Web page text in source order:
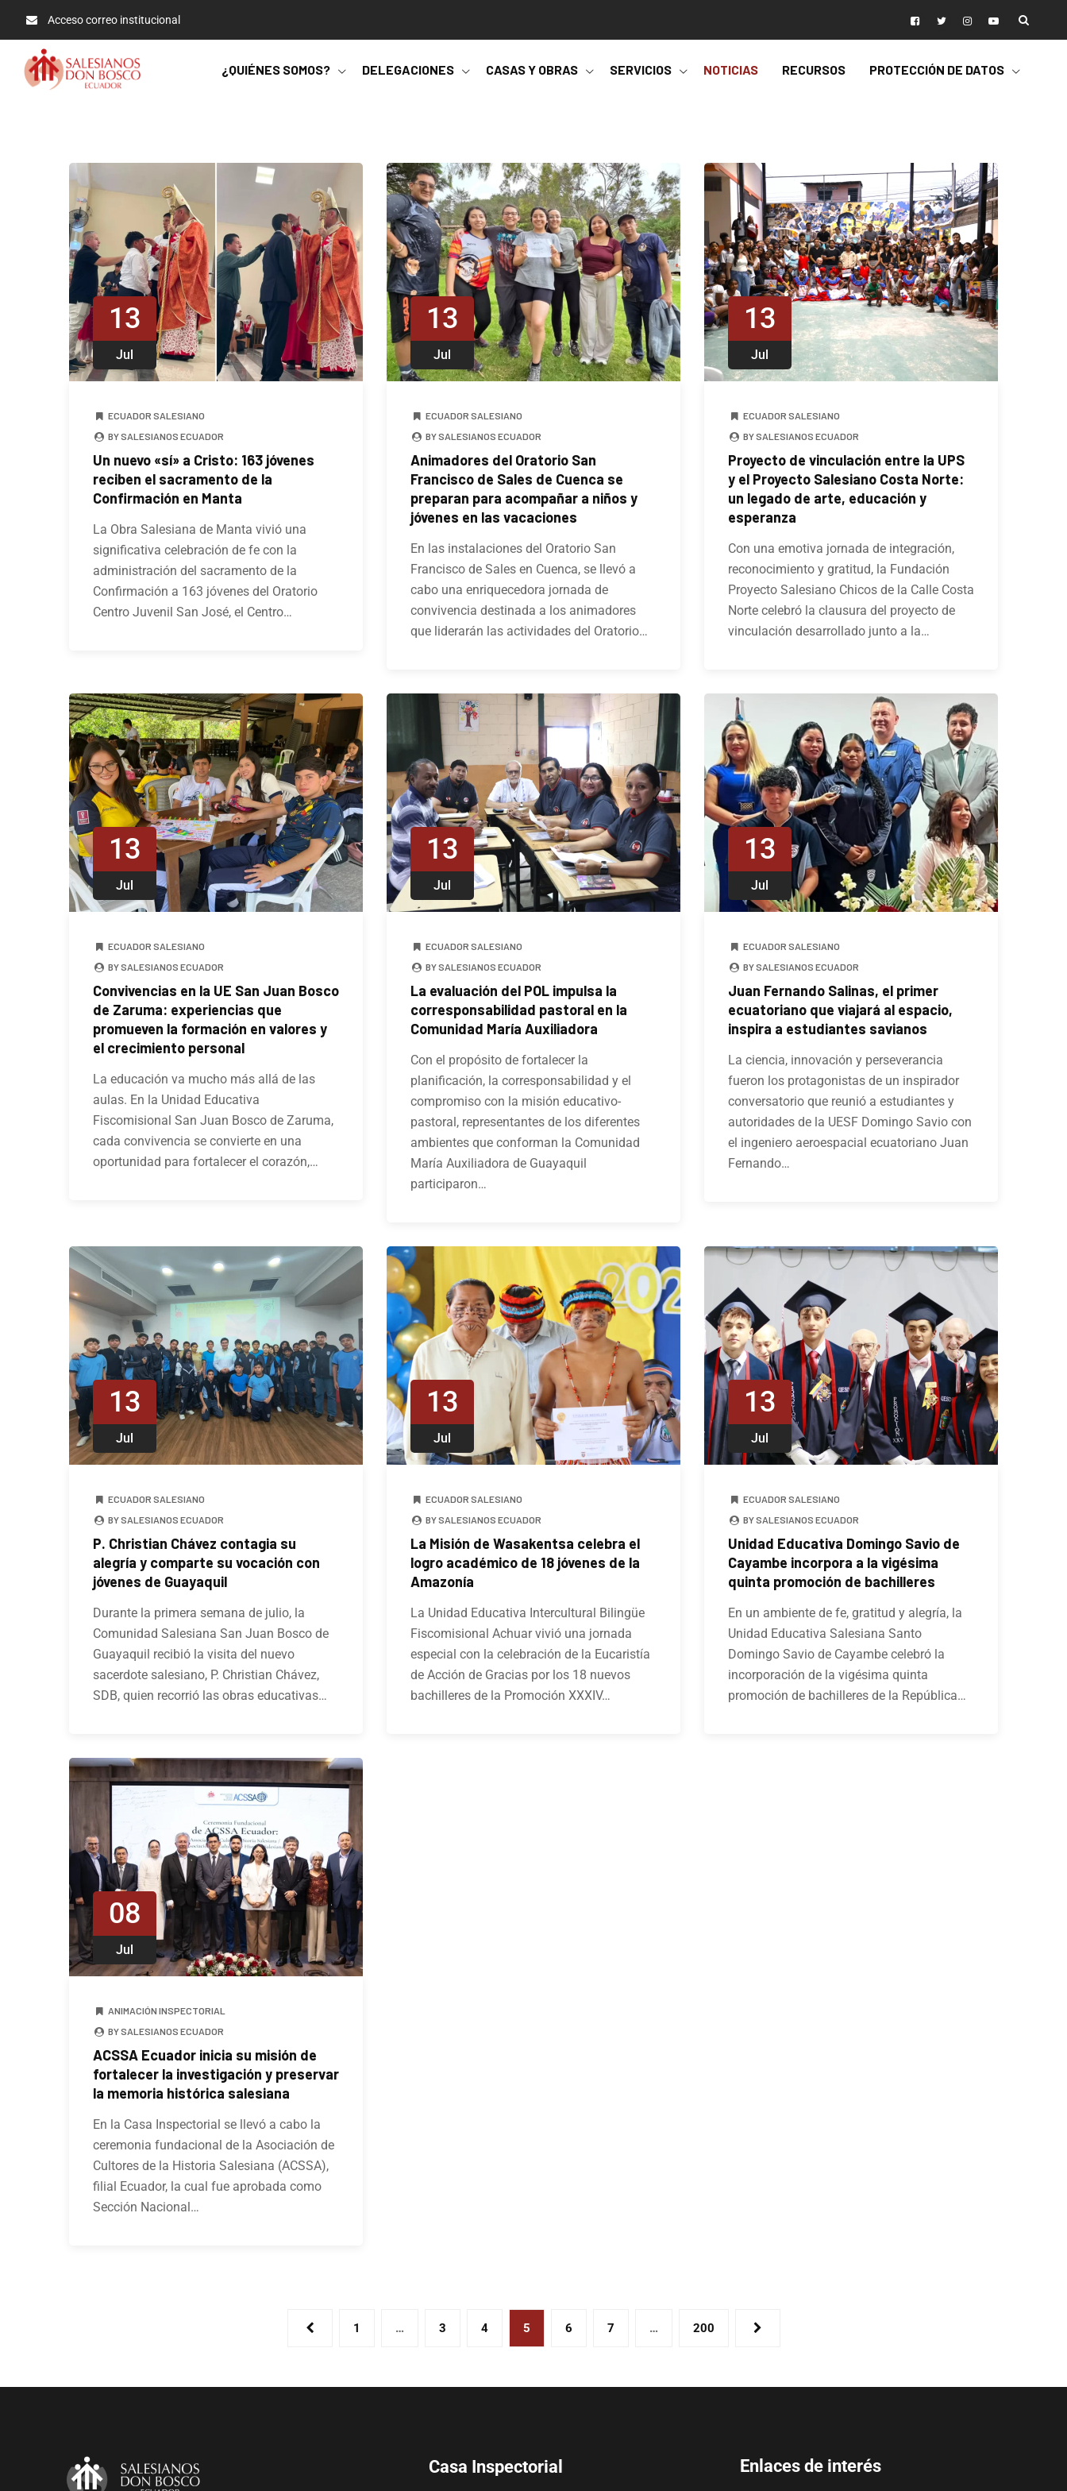
Acceso correo institucional
¿QUIÉNES SOMOS? DELEGACIONES CASAS Y OBRAS SERVICIOS NOTICIAS RECURSOS PROTECCIÓN DE DATOS
13
Jul
ECUADOR SALESIANO
BY SALESIANOS ECUADOR
Un nuevo «sí» a Cristo: 163 jóvenes
reciben el sacramento de la
Confirmación en Manta
La Obra Salesiana de Manta vivió una
significativa celebración de fe con la
administración del sacramento de la
Confirmación a 163 jóvenes del Oratorio
Centro Juvenil San José, el Centro…
13
Jul
ECUADOR SALESIANO
BY SALESIANOS ECUADOR
Animadores del Oratorio San
Francisco de Sales de Cuenca se
preparan para acompañar a niños y
jóvenes en las vacaciones
En las instalaciones del Oratorio San
Francisco de Sales en Cuenca, se llevó a
cabo una enriquecedora jornada de
convivencia destinada a los animadores
que liderarán las actividades del Oratorio…
13
Jul
ECUADOR SALESIANO
BY SALESIANOS ECUADOR
Proyecto de vinculación entre la UPS
y el Proyecto Salesiano Costa Norte:
un legado de arte, educación y
esperanza
Con una emotiva jornada de integración,
reconocimiento y gratitud, la Fundación
Proyecto Salesiano Chicos de la Calle Costa
Norte celebró la clausura del proyecto de
vinculación desarrollado junto a la…
13
Jul
ECUADOR SALESIANO
BY SALESIANOS ECUADOR
Convivencias en la UE San Juan Bosco
de Zaruma: experiencias que
promueven la formación en valores y
el crecimiento personal
La educación va mucho más allá de las
aulas. En la Unidad Educativa
Fiscomisional San Juan Bosco de Zaruma,
cada convivencia se convierte en una
oportunidad para fortalecer el corazón,…
13
Jul
ECUADOR SALESIANO
BY SALESIANOS ECUADOR
La evaluación del POL impulsa la
corresponsabilidad pastoral en la
Comunidad María Auxiliadora
Con el propósito de fortalecer la
planificación, la corresponsabilidad y el
compromiso con la misión educativo-
pastoral, representantes de los diferentes
ambientes que conforman la Comunidad
María Auxiliadora de Guayaquil
participaron…
13
Jul
ECUADOR SALESIANO
BY SALESIANOS ECUADOR
Juan Fernando Salinas, el primer
ecuatoriano que viajará al espacio,
inspira a estudiantes savianos
La ciencia, innovación y perseverancia
fueron los protagonistas de un inspirador
conversatorio que reunió a estudiantes y
autoridades de la UESF Domingo Savio con
el ingeniero aeroespacial ecuatoriano Juan
Fernando…
13
Jul
ECUADOR SALESIANO
BY SALESIANOS ECUADOR
P. Christian Chávez contagia su
alegría y comparte su vocación con
jóvenes de Guayaquil
Durante la primera semana de julio, la
Comunidad Salesiana San Juan Bosco de
Guayaquil recibió la visita del nuevo
sacerdote salesiano, P. Christian Chávez,
SDB, quien recorrió las obras educativas…
13
Jul
ECUADOR SALESIANO
BY SALESIANOS ECUADOR
La Misión de Wasakentsa celebra el
logro académico de 18 jóvenes de la
Amazonía
La Unidad Educativa Intercultural Bilingüe
Fiscomisional Achuar vivió una jornada
especial con la celebración de la Eucaristía
de Acción de Gracias por los 18 nuevos
bachilleres de la Promoción XXXIV…
13
Jul
ECUADOR SALESIANO
BY SALESIANOS ECUADOR
Unidad Educativa Domingo Savio de
Cayambe incorpora a la vigésima
quinta promoción de bachilleres
En un ambiente de fe, gratitud y alegría, la
Unidad Educativa Salesiana Santo
Domingo Savio de Cayambe celebró la
incorporación de la vigésima quinta
promoción de bachilleres de la República…
08
Jul
ANIMACIÓN INSPECTORIAL
BY SALESIANOS ECUADOR
ACSSA Ecuador inicia su misión de
fortalecer la investigación y preservar
la memoria histórica salesiana
En la Casa Inspectorial se llevó a cabo la
ceremonia fundacional de la Asociación de
Cultores de la Historia Salesiana (ACSSA),
filial Ecuador, la cual fue aprobada como
Sección Nacional…
1 … 3 4 5 6 7 … 200
Casa Inspectorial Enlaces de interés